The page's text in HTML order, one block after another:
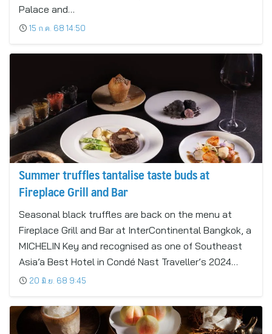
Palace and…
15 ก.ค. 68 14:50
Summer truffles tantalise taste buds at
Fireplace Grill and Bar
Seasonal black truffles are back on the menu at
Fireplace Grill and Bar at InterContinental Bangkok, a
MICHELIN Key and recognised as one of Southeast
Asia’a Best Hotel in Condé Nast Traveller’s 2024…
20 มิ.ย. 68 9:45